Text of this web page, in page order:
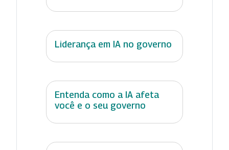
Liderança em IA no governo
Entenda como a IA afeta
você e o seu governo